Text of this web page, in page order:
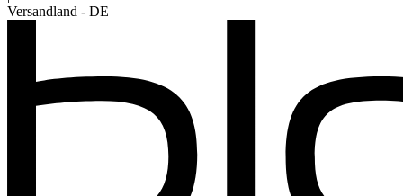
Versandland - DE